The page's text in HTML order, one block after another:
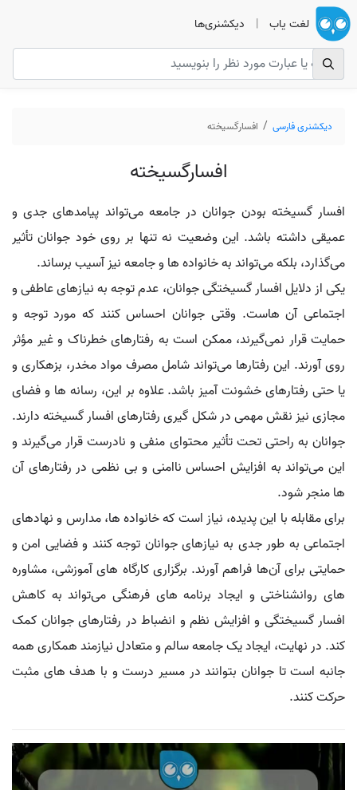
لغت یاب | دیکشنری‌ها
دیکشنری فارسی افسارگسیخته
افسارگسیخته
افسار گسیخته بودن جوانان در جامعه می‌تواند پیامدهای جدی و
عمیقی داشته باشد. این وضعیت نه تنها بر روی خود جوانان تأثیر
می‌گذارد، بلکه می‌تواند به خانواده‌ ها و جامعه نیز آسیب برساند.
یکی از دلایل افسار گسیختگی جوانان، عدم توجه به نیازهای عاطفی و
اجتماعی آن‌ هاست. وقتی جوانان احساس کنند که مورد توجه و
حمایت قرار نمی‌گیرند، ممکن است به رفتارهای خطرناک و غیر مؤثر
روی آورند. این رفتارها می‌تواند شامل مصرف مواد مخدر، بزهکاری و
یا حتی رفتارهای خشونت‌ آمیز باشد. علاوه بر این، رسانه‌ ها و فضای
مجازی نیز نقش مهمی در شکل‌ گیری رفتارهای افسار گسیخته دارند.
جوانان به راحتی تحت تأثیر محتوای منفی و نادرست قرار می‌گیرند و
این می‌تواند به افزایش احساس ناامنی و بی‌ نظمی در رفتارهای آن‌
ها منجر شود.
برای مقابله با این پدیده، نیاز است که خانواده‌ ها، مدارس و نهادهای
اجتماعی به طور جدی به نیازهای جوانان توجه کنند و فضایی امن و
حمایتی برای آن‌ها فراهم آورند. برگزاری کارگاه‌ های آموزشی، مشاوره‌
های روانشناختی و ایجاد برنامه‌ های فرهنگی می‌تواند به کاهش
افسار گسیختگی و افزایش نظم و انضباط در رفتارهای جوانان کمک
کند. در نهایت، ایجاد یک جامعه سالم و متعادل نیازمند همکاری همه‌
جانبه است تا جوانان بتوانند در مسیر درست و با هدف‌ های مثبت
حرکت کنند.